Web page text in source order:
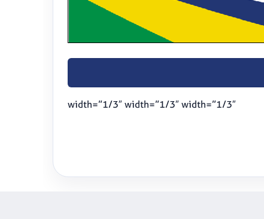
width=”1/3″ width=”1/3″ width=”1/3″